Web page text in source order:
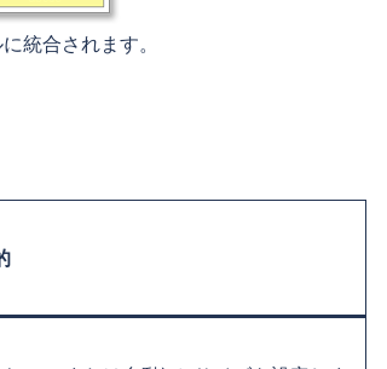
統合されます。